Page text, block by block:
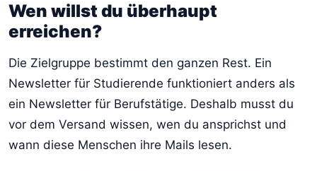
Wen willst du überhaupt
erreichen?
Die Zielgruppe bestimmt den ganzen Rest. Ein
Newsletter für Studierende funktioniert anders als
ein Newsletter für Berufstätige. Deshalb musst du
vor dem Versand wissen, wen du ansprichst und
wann diese Menschen ihre Mails lesen.